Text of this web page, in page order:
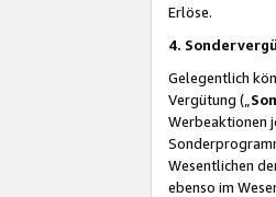
Erlöse.
4.
Gelegentlich
Vergütung („
Werbeaktionen
Wesentlichen
ebenso im